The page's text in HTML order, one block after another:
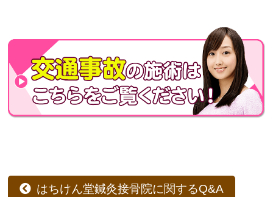
はちけん堂鍼灸接骨院に関するQ&A